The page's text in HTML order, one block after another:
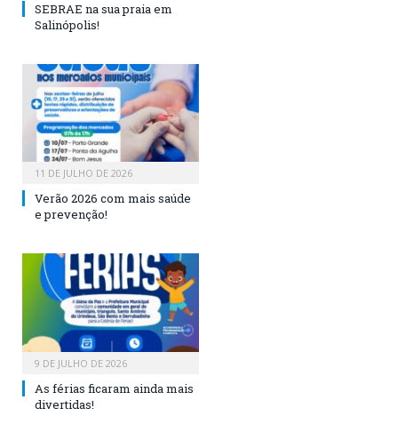
SEBRAE na sua praia em
Salinópolis!
11 DE JULHO DE 2026
Verão 2026 com mais saúde
e prevenção!
9 DE JULHO DE 2026
As férias ficaram ainda mais
divertidas!